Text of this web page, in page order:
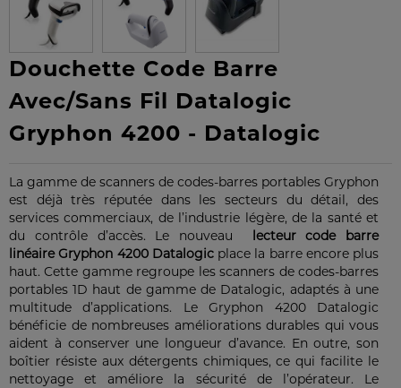
Douchette Code Barre
Avec/Sans Fil Datalogic
Gryphon 4200 - Datalogic
La gamme de scanners de codes-barres portables Gryphon
est déjà très réputée dans les secteurs du détail, des
services commerciaux, de l’industrie légère, de la santé et
du contrôle d’accès. Le nouveau lecteur code barre
linéaire Gryphon 4200 Datalogicplace la barre encore plus
haut. Cette gamme regroupe les scanners de codes-barres
portables 1D haut de gamme de Datalogic, adaptés à une
multitude d’applications. Le Gryphon 4200 Datalogic
bénéficie de nombreuses améliorations durables qui vous
aident à conserver une longueur d’avance. En outre, son
boîtier résiste aux détergents chimiques, ce qui facilite le
nettoyage et améliore la sécurité de l’opérateur. Le